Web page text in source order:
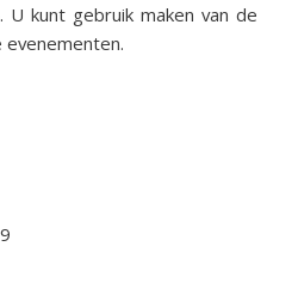
U kunt gebruik maken van de
evenementen.